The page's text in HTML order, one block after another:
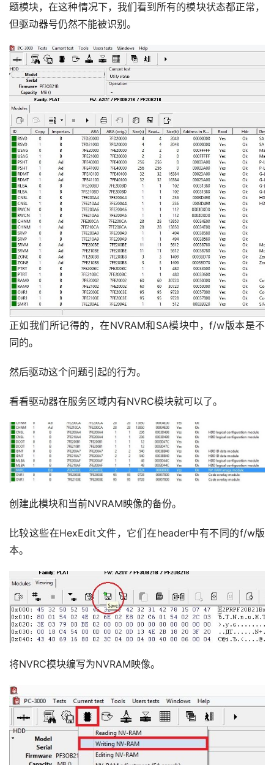
题模块，在这种情况下，我们看到所有的模块状态都正常，
但驱动器号仍然不能被识别。
正如我们所记得的，在NVRAM和SA模块中，f/w版本是不
同的。
然后驱动这个问题引起的行为。
看看驱动器在服务区域内有NVRC模块就可以了。
创建此模块和当前NVRAM映像的备份。
比较这些在HexEdit文件，它们在header中有不同的f/w版
本。
将NVRC模块编写为NVRAM映像。